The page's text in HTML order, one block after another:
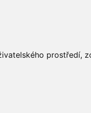
prostředí,